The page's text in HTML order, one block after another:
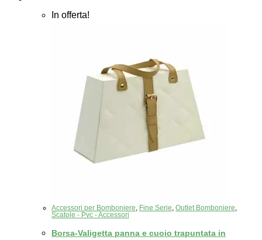
In offerta!
Accessori per Bomboniere Fine Serie Outlet Bomboniere
Scatole - Pvc - Accessori
Borsa-Valigetta panna e cuoio trapuntata in